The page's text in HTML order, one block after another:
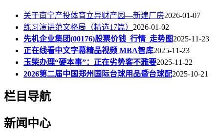
关于南宁产投体育立异财产园—新建厂房2026-01-07
练习演讲范文格局（精选17篇） 2026-01-02
先机企业集团(00176)股票价钱_行情_走势图2025-11-23
正在线看中文字幕精品视频 MBA智库2025-11-23
玉柴办理“硬本事”：正在劣势客不雅要2025-11-22
2026第二届中国郑州国际台球用品暨台球配2025-10-21
栏目导航
新闻中心